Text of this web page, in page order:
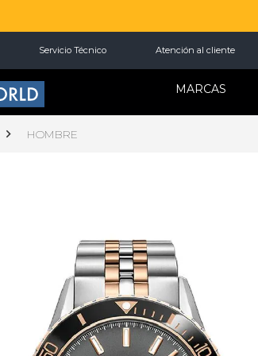
Servicio Técnico Atención al cliente
MARCAS
HOMBRE